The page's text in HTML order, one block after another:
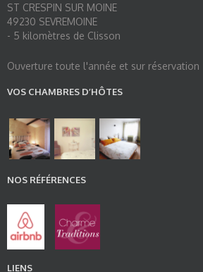
ST CRESPIN SUR MOINE
49230 SEVREMOINE
- 5 kilomètres de Clisson
Ouverture toute l'année et sur réservation
VOS CHAMBRES D’HÔTES
NOS RÉFÉRENCES
LIENS